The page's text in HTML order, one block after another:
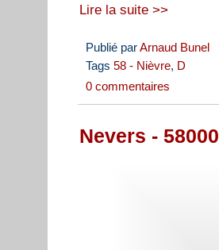
Lire la suite >>
Publié parArnaud Bunel
Tags 58 - Nièvre, D
0 commentaires
Nevers - 58000